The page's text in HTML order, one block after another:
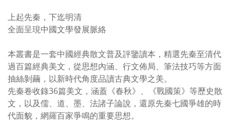
上起先秦，下迄明清
全面呈現中國文學發展脈絡
本叢書是一套中國經典散文普及評鑒讀本，精選先秦至清代
過百篇經典美文，從思想內涵、行文佈局、筆法技巧等方面
抽絲剝繭，以新時代角度品讀古典文學之美。
先秦卷收錄36篇美文，涵蓋《春秋》、《戰國策》等歷史散
文，以及儒、道、墨、法諸子論說，還原先秦七國爭雄的時
代面貌，網羅百家爭鳴的重要思想。